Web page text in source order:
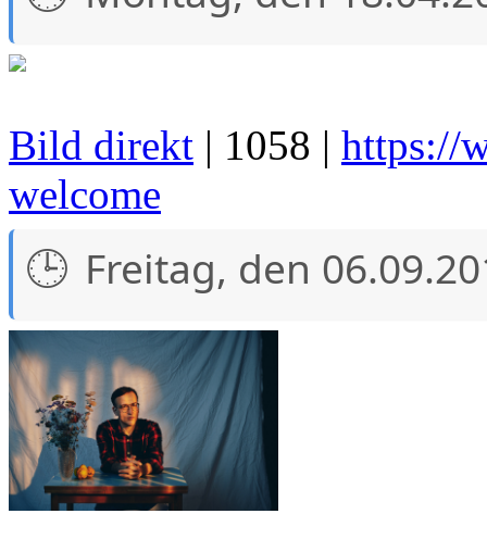
Bild direkt | 1058 | https://
welcome
Freitag, den